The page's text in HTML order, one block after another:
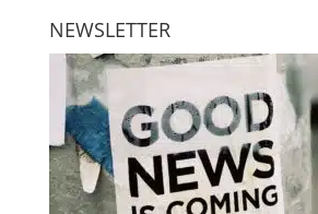
NEWSLETTER